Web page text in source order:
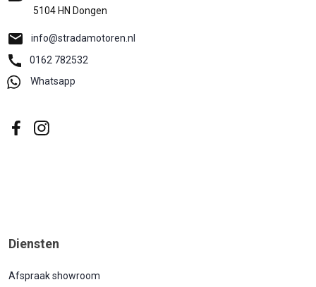
5104 HN Dongen
info@stradamotoren.nl
0162 782532
Whatsapp
Diensten
Afspraak showroom